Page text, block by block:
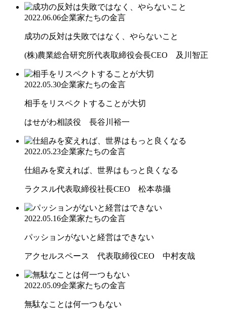
2022.06.06企業家たちの金言
成功の反対は失敗ではなく、やらないこと
(株)農業総合研究所代表取締役会長CEO 及川智正
2022.05.30企業家たちの金言
相手をリスペクトすることが大切
はせがわ相談役 長谷川裕一
2022.05.23企業家たちの金言
仕組みを変えれば、世界はもっと良くなる
ラクスル代表取締役社長CEO 松本恭攝
2022.05.16企業家たちの金言
パッションがないと経営はできない
アクセルスペース 代表取締役CEO 中村友哉
2022.05.09企業家たちの金言
無駄なことは何一つもない